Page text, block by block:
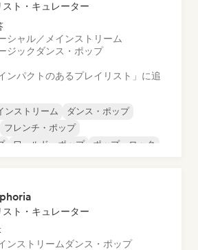
スト・キュレーター
シャル／メインストリーム
ジック ダンス・ポップ
ンパクトのあるプレイリスト」に追
ンストリーム
ダンス・ポップ
フレンチ・ポップ
ワールド・ポップ
ポップ・ロック
スト・キュレーター
ンストリーム ダンス・ポップ